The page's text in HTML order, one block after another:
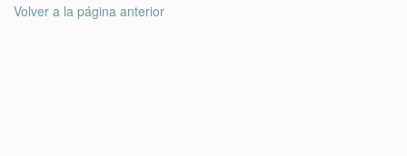
Volver a la página anterior